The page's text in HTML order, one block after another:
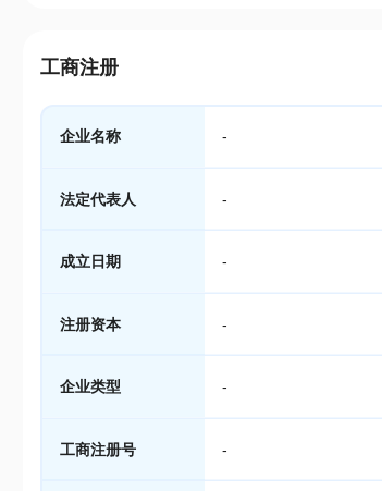
工商注册
企业名称 -
法定代表人 -
成立日期 -
注册资本 -
企业类型 -
工商注册号 -